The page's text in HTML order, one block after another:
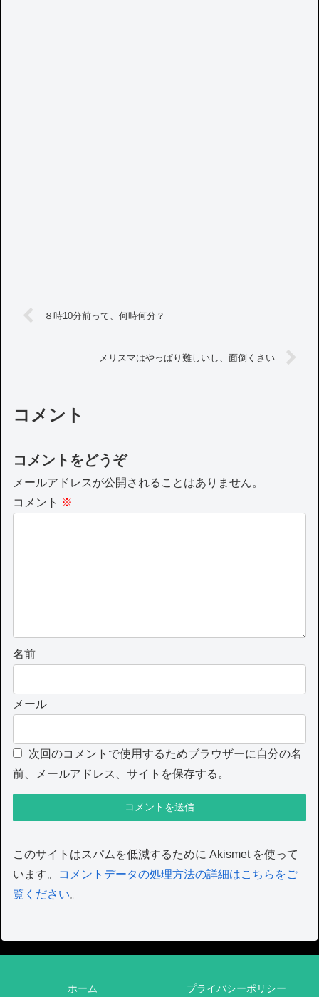
８時10分前って、何時何分？
メリスマはやっぱり難しいし、面倒くさい
コメント
コメントをどうぞ
メールアドレスが公開されることはありません。
コメント ※
名前
メール
次回のコメントで使用するためブラウザーに自分の名
前、メールアドレス、サイトを保存する。
このサイトはスパムを低減するために Akismet を使って
います。
コメントデータの処理方法の詳細はこちらをご
覧ください。
ホーム プライバシーポリシー